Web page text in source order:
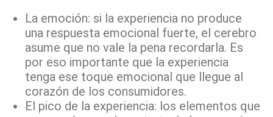
La emoción: si la experiencia no produce
una respuesta emocional fuerte, el cerebro
asume que no vale la pena recordarla. Es
por eso importante que la experiencia
tenga ese toque emocional que llegue al
corazón de los consumidores.
El pico de la experiencia: los elementos que